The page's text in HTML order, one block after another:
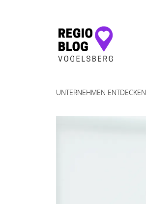
Hauptnavigation
UNTERNEHMEN ENTDECKEN